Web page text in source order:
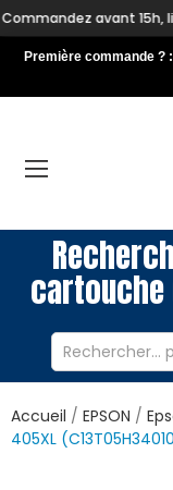
15h, livré demain.
Première commande ? :
Accueil EPSON
405XL